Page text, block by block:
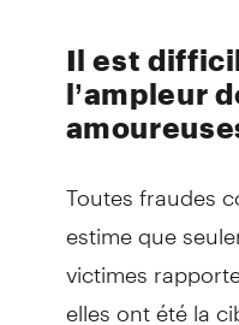
Il est
l’ampleur
Toutes fraudes
estime que
victimes
elles ont été la